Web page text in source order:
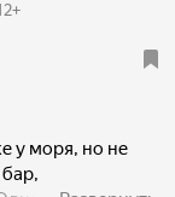
+
у моря, но не